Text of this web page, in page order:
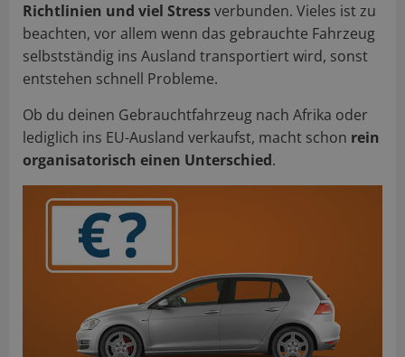
Richtlinien und viel Stressverbunden. Vieles ist zu
beachten, vor allem wenn das gebrauchte Fahrzeug
selbstständig ins Ausland transportiert wird, sonst
entstehen schnell Probleme.
Ob du deinen Gebrauchtfahrzeug nach Afrika oder
lediglich ins EU-Ausland verkaufst, macht schon rein
organisatorisch einen Unterschied.